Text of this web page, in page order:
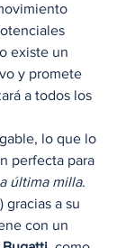
existe un
y promete
a todos los
lo que lo
perfecta para
última milla.
gracias a su
con un